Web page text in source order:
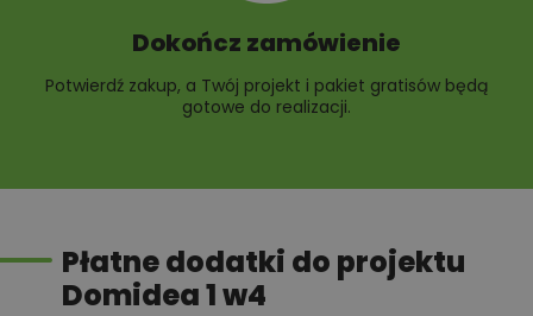
Dokończ zamówienie
Potwierdź zakup, a Twój projekt i pakiet gratisów będą
gotowe do realizacji.
Płatne dodatki do projektu
Domidea 1 w4